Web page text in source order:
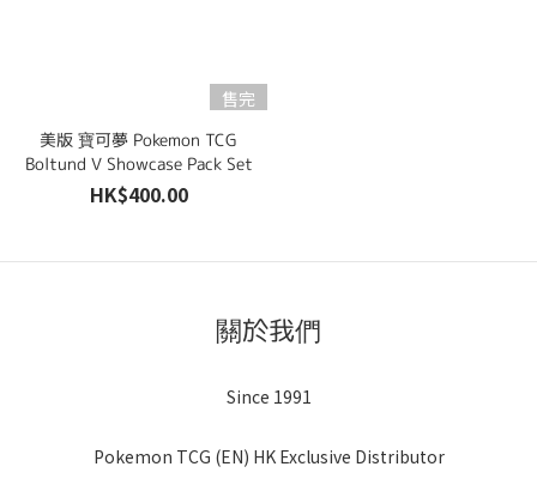
售完
美版 寶可夢 Pokemon TCG
Boltund V Showcase Pack Set
HK$400.00
關於我們
Since 1991
Pokemon TCG (EN) HK Exclusive Distributor